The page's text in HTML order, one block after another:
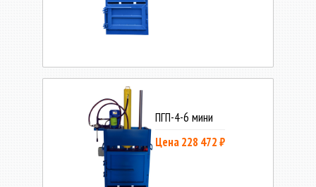
ПГП-4-6 мини
Цена 228 472 ₽